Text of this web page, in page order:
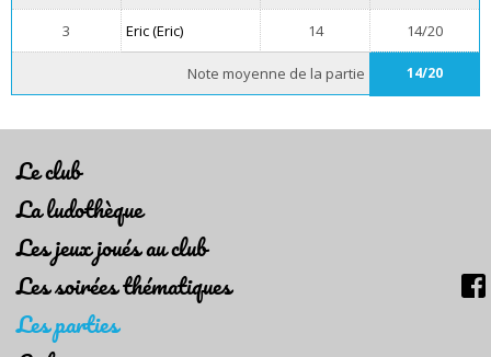
3 Eric (Eric) 14 14/20
Note moyenne de la partie 14/20
Le club
La ludothèque
Les jeux joués au club
Les soirées thématiques
Les parties